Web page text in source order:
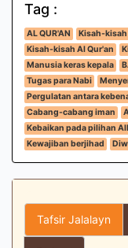
Tag :
AL QUR'AN
Kisah-kisah
Kisah-kisah Al Qur'an
Manusia keras kepala
Tugas para Nabi
Pergulatan antara
Cabang-cabang iman
Kebaikan pada pilihan
Kewajiban berjihad
Tafsir Jalalayn